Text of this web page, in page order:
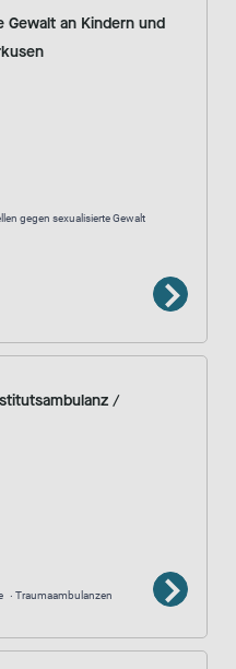
Gewalt an Kindern und
gegen sexualisierte Gewalt
/
Traumaambulanzen